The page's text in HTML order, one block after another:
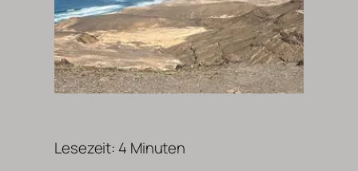
Lesezeit: 4 Minuten